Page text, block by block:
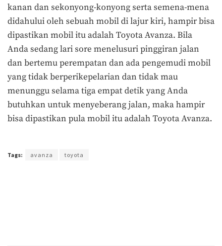
kanan dan sekonyong-konyong serta semena-mena
didahului oleh sebuah mobil di lajur kiri, hampir bisa
dipastikan mobil itu adalah Toyota Avanza. Bila
Anda sedang lari sore menelusuri pinggiran jalan
dan bertemu perempatan dan ada pengemudi mobil
yang tidak berperikepelarian dan tidak mau
menunggu selama tiga empat detik yang Anda
butuhkan untuk menyeberang jalan, maka hampir
bisa dipastikan pula mobil itu adalah Toyota Avanza.
Tags: avanza toyota